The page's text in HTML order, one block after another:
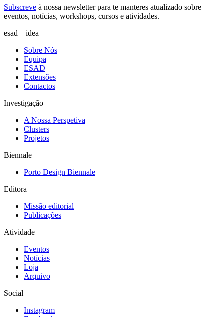
Subscreve à nossa newsletterpara te manteres atualizado sobre
eventos, notícias, workshops, cursos e atividades.
esad—idea
Sobre Nós
Equipa
ESAD
Extensões
Contactos
Investigação
A Nossa Perspetiva
Clusters
Projetos
Biennale
Porto Design Biennale
Editora
Missão editorial
Publicações
Atividade
Eventos
Notícias
Loja
Arquivo
Social
Instagram